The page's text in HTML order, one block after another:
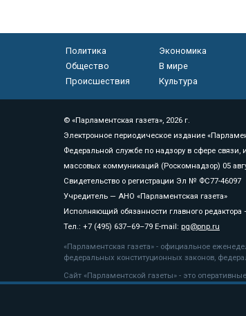
Политика
Экономика
Общество
В мире
Происшествия
Культура
© «Парламентская газета», 2026 г.
Электронное периодическое издание
Федеральной службе по надзору в сфере
массовых коммуникаций (Роскомнадзор) 05
Свидетельство о регистрации Эл № ФС77-46097
Учредитель — АНО «Парламентская газета»
Исполняющий обязанности главного
Тел.: +7 (495) 637–69–79 E-mail: pg@pnp.ru
«Парламентская газета» - официальное
федеральных конституционных законов,
Сайт «Парламентской газеты» - это
«Парламентской газеты» активная ссылка на